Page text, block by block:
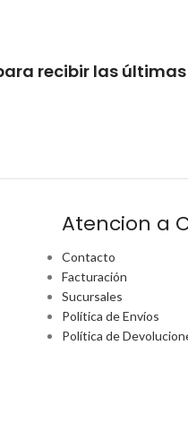
recibir las últimas
Atencion a
Contacto
Facturación
Sucursales
Política de Envíos
Política de